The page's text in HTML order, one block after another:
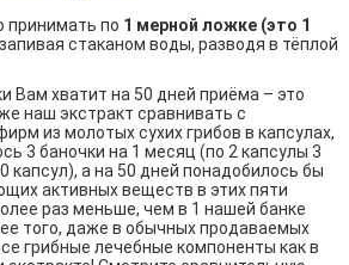
принимать по 1 мерной ложке (это 1
запивая стаканом воды, разводя в тёплой
Вам хватит на 50 дней приёма – это
наш экстракт сравнивать с
из молотых сухих грибов в капсулах,
3 баночки на 1 месяц (по 2 капсулы 3
капсул), а на 50 дней понадобилось бы
активных веществ в этих пяти
раз меньше, чем в 1 нашей банке
того, даже в обычных продаваемых
грибные лечебные компоненты как в